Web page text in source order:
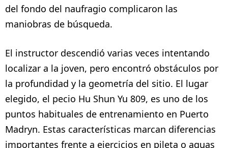
del fondo del naufragio complicaron las
maniobras de búsqueda.
El instructor descendió varias veces intentando
localizar a la joven, pero encontró obstáculos por
la profundidad y la geometría del sitio. El lugar
elegido, el pecio Hu Shun Yu 809, es uno de los
puntos habituales de entrenamiento en Puerto
Madryn. Estas características marcan diferencias
importantes frente a ejercicios en pileta o aguas